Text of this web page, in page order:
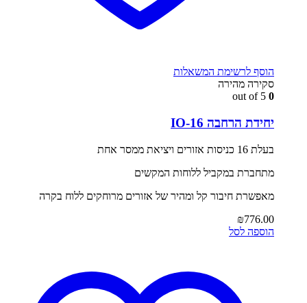
הוסף לרשימת המשאלות
סקירה מהירה
0
יחידת הרחבה IO-16
בעלת 16 כניסות אזורים ויציאת ממסר אחת
מתחברת במקביל ללוחות המקשים
מאפשרת חיבור קל ומהיר של אזורים מרוחקים ללוח בקרה
₪776.00
הוספה לסל